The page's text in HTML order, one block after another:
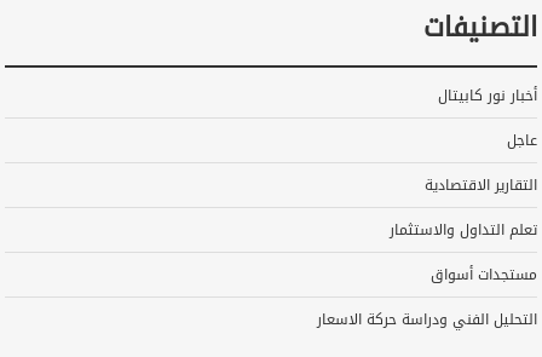
التصنيفات
أخبار نور كابيتال
عاجل
التقارير الاقتصادية
تعلم التداول والاستثمار
مستجدات أسواق
التحليل الفني ودراسة حركة الاسعار